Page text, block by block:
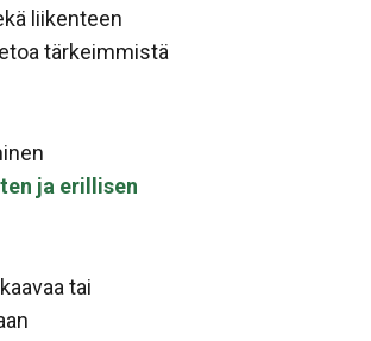
liikenteen
tärkeimmistä
ja erillisen
tai